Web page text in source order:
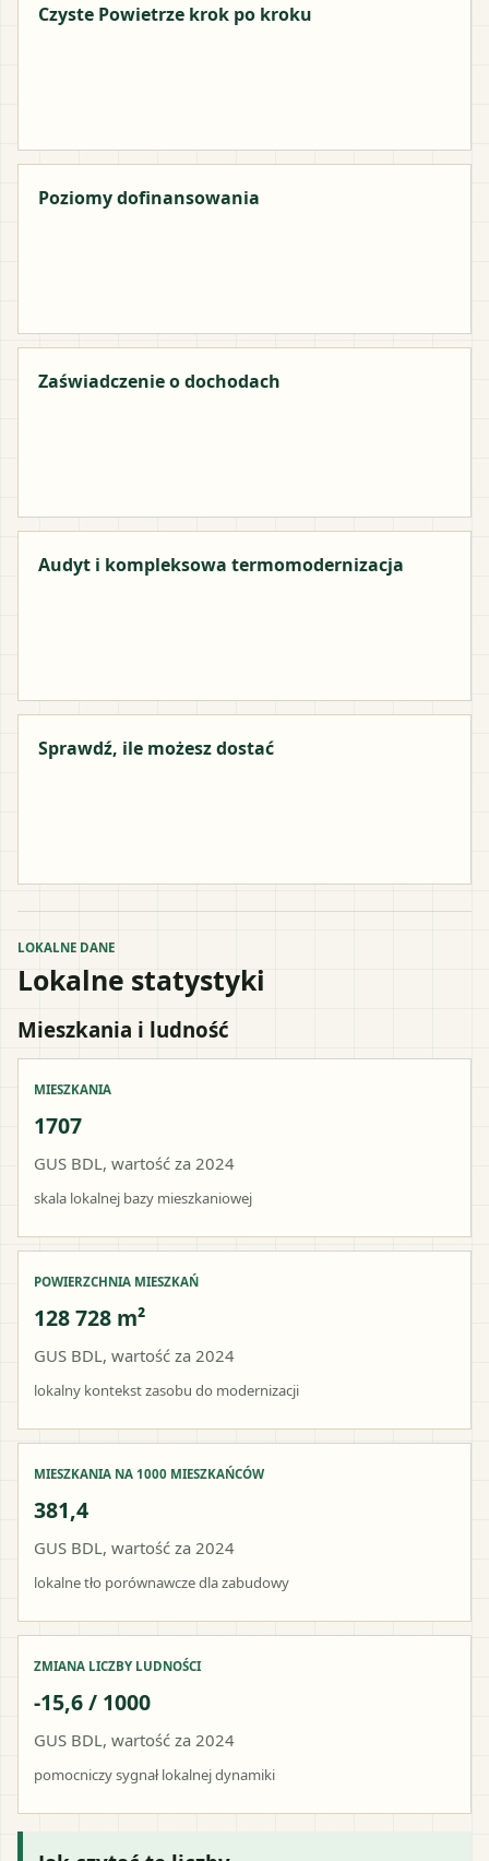
Czyste Powietrze krok po kroku
Poziomy dofinansowania
Zaświadczenie o dochodach
Audyt i kompleksowa termomodernizacja
Sprawdź, ile możesz dostać
LOKALNE DANE
Lokalne statystyki
Mieszkania i ludność
MIESZKANIA
1707
GUS BDL, wartość za 2024
skala lokalnej bazy mieszkaniowej
POWIERZCHNIA MIESZKAŃ
128 728 m²
GUS BDL, wartość za 2024
lokalny kontekst zasobu do modernizacji
MIESZKANIA NA 1000 MIESZKAŃCÓW
381,4
GUS BDL, wartość za 2024
lokalne tło porównawcze dla zabudowy
ZMIANA LICZBY LUDNOŚCI
-15,6 / 1000
GUS BDL, wartość za 2024
pomocniczy sygnał lokalnej dynamiki